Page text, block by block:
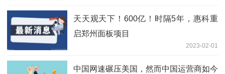
天天观天下！600亿！时隔5年，惠科重
启郑州面板项目
2023-02-01
中国网速碾压美国，然而中国运营商如今